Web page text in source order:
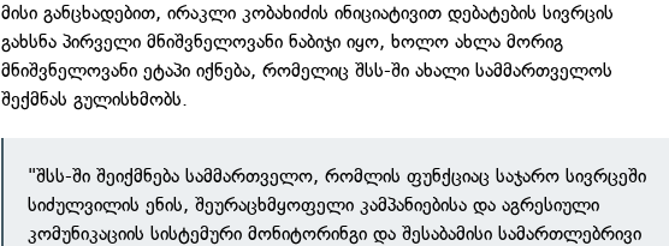
მისი განცხადებით, ირაკლი კობახიძის ინიციატივით დებატების სივრცის
გახსნა პირველი მნიშვნელოვანი ნაბიჯი იყო, ხოლო ახლა მორიგ
მნიშვნელოვანი ეტაპი იქნება, რომელიც შსს-ში ახალი სამმართველოს
შექმნას გულისხმობს.
"შსს-ში შეიქმნება სამმართველო, რომლის ფუნქციაც საჯარო სივრცეში
სიძულვილის ენის, შეურაცხმყოფელი კამპანიებისა და აგრესიული
კომუნიკაციის სისტემური მონიტორინგი და შესაბამისი სამართლებრივი